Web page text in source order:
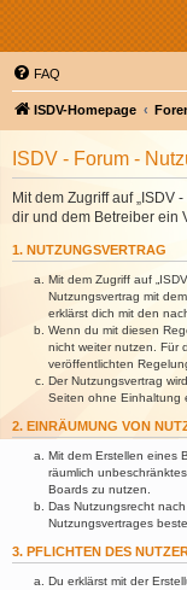
FAQ
ISDV-Homepage
ISDV - Forum -
Mit dem Zugriff auf „ISDV
dir und dem Betreiber ein
1. NUTZUNGSVERTRAG
Mit dem Zugriff auf
Nutzungsvertrag mit
erklärst dich mit den
Wenn du mit diesen
nicht weiter nutzen. Für
veröffentlichten
Der Nutzungsvertrag
Seiten ohne Einhaltung
2. EINRÄUMUNG VON
Mit dem Erstellen eines
räumlich
Boards zu nutzen.
Das Nutzungsrecht
Nutzungsvertrages
3. PFLICHTEN DES
Du erklärst mit der